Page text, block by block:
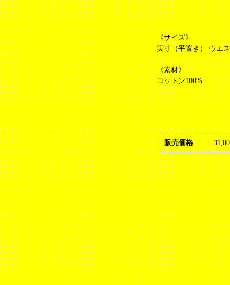
《サイズ》
実寸（平置き） ウエ
《素材》
コットン100%
販売価格